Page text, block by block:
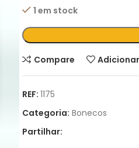
1 em stock
Compare
REF: 1175
Categoria: Bonecos
Partilhar: